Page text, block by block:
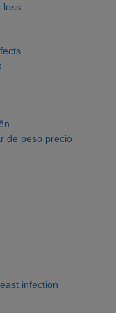
loss
de peso precio
infection